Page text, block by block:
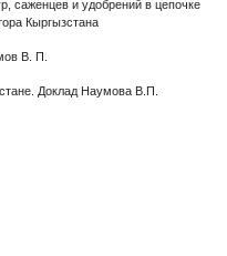
саженцев и удобрений в цепочке
Кыргызстана
В. П.
Доклад Наумова В.П.